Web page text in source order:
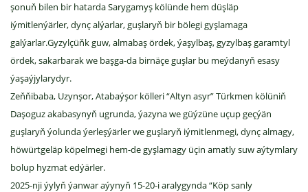
şonuň bilen bir hatarda Sarygamyş kölünde hem düşläp
iýmitlenýärler, dynç alýarlar, guşlaryň bir bölegi gyşlamaga
galýarlar.Gyzylçüňk guw, almabaş ördek, ýaşylbaş, gyzylbaş garamtyl
ördek, sakarbarak we başga-da birnäçe guşlar bu meýdanyň esasy
ýaşaýjylarydyr.
Zeňňibaba, Uzynşor, Atabaýşor kölleri “Altyn asyr” Türkmen kölüniň
Daşoguz akabasynyň ugrunda, ýazyna we güýzüne uçup geçýän
guşlaryň ýolunda ýerleşýärler we guşlaryň iýmitlenmegi, dynç almagy,
höwürtgeläp köpelmegi hem-de gyşlamagy üçin amatly suw aýtymlary
bolup hyzmat edýärler.
2025-nji ýylyň ýanwar aýynyň 15-20-i aralygynda “Köp sanly